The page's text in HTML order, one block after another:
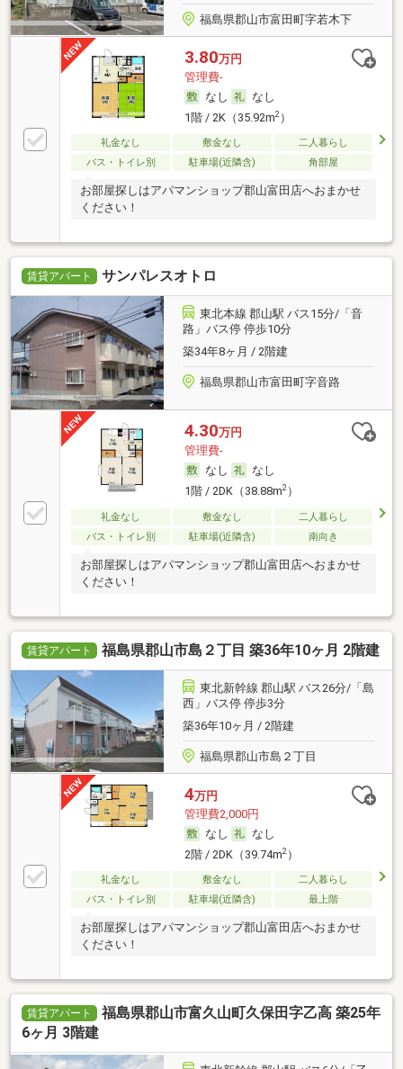
福島県郡山市富田町字若木下
3.80万円
管理費-
なし
なし
1階 / 2K（35.92m2）
礼金なし 敷金なし
二人暮らし
バス・トイレ別
駐車場(近隣含) 角部屋
お部屋探しはアパマンショップ郡山富田店へおまかせ
ください！
賃貸アパート サンパレスオトロ
東北本線 郡山駅 バス15分/「音
路」バス停 停歩10分
築34年8ヶ月 / 2階建
福島県郡山市富田町字音路
4.30万円
管理費-
なし
なし
1階 / 2DK（38.88m2）
礼金なし 敷金なし
二人暮らし
バス・トイレ別
駐車場(近隣含) 南向き
お部屋探しはアパマンショップ郡山富田店へおまかせ
ください！
賃貸アパート 福島県郡山市島２丁目 築36年10ヶ月 2階建
東北新幹線 郡山駅 バス26分/「島
西」バス停 停歩3分
築36年10ヶ月 / 2階建
福島県郡山市島２丁目
4万円
管理費2,000円
なし
なし
2階 / 2DK（39.74m2）
礼金なし 敷金なし
二人暮らし
バス・トイレ別
駐車場(近隣含) 最上階
お部屋探しはアパマンショップ郡山富田店へおまかせ
ください！
賃貸アパート
福島県郡山市富久山町久保田字乙高 築25年
6ヶ月 3階建